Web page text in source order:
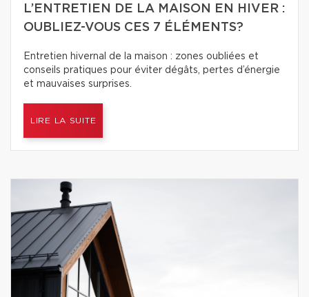
L’ENTRETIEN DE LA MAISON EN HIVER :
OUBLIEZ-VOUS CES 7 ÉLÉMENTS?
Entretien hivernal de la maison : zones oubliées et
conseils pratiques pour éviter dégâts, pertes d’énergie
et mauvaises surprises.
LIRE LA SUITE